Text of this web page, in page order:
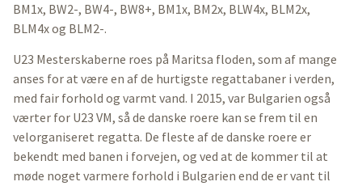
BM1x, BW2-, BW4-, BW8+, BM1x, BM2x, BLW4x, BLM2x,
BLM4x og BLM2-.
U23 Mesterskaberne roes på Maritsa floden, som af mange
anses for at være en af de hurtigste regattabaner i verden,
med fair forhold og varmt vand. I 2015, var Bulgarien også
værter for U23 VM, så de danske roere kan se frem til en
velorganiseret regatta. De fleste af de danske roere er
bekendt med banen i forvejen, og ved at de kommer til at
møde noget varmere forhold i Bulgarien end de er vant til